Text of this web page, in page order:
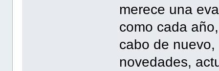
merece una
como cada
cabo de
novedades,